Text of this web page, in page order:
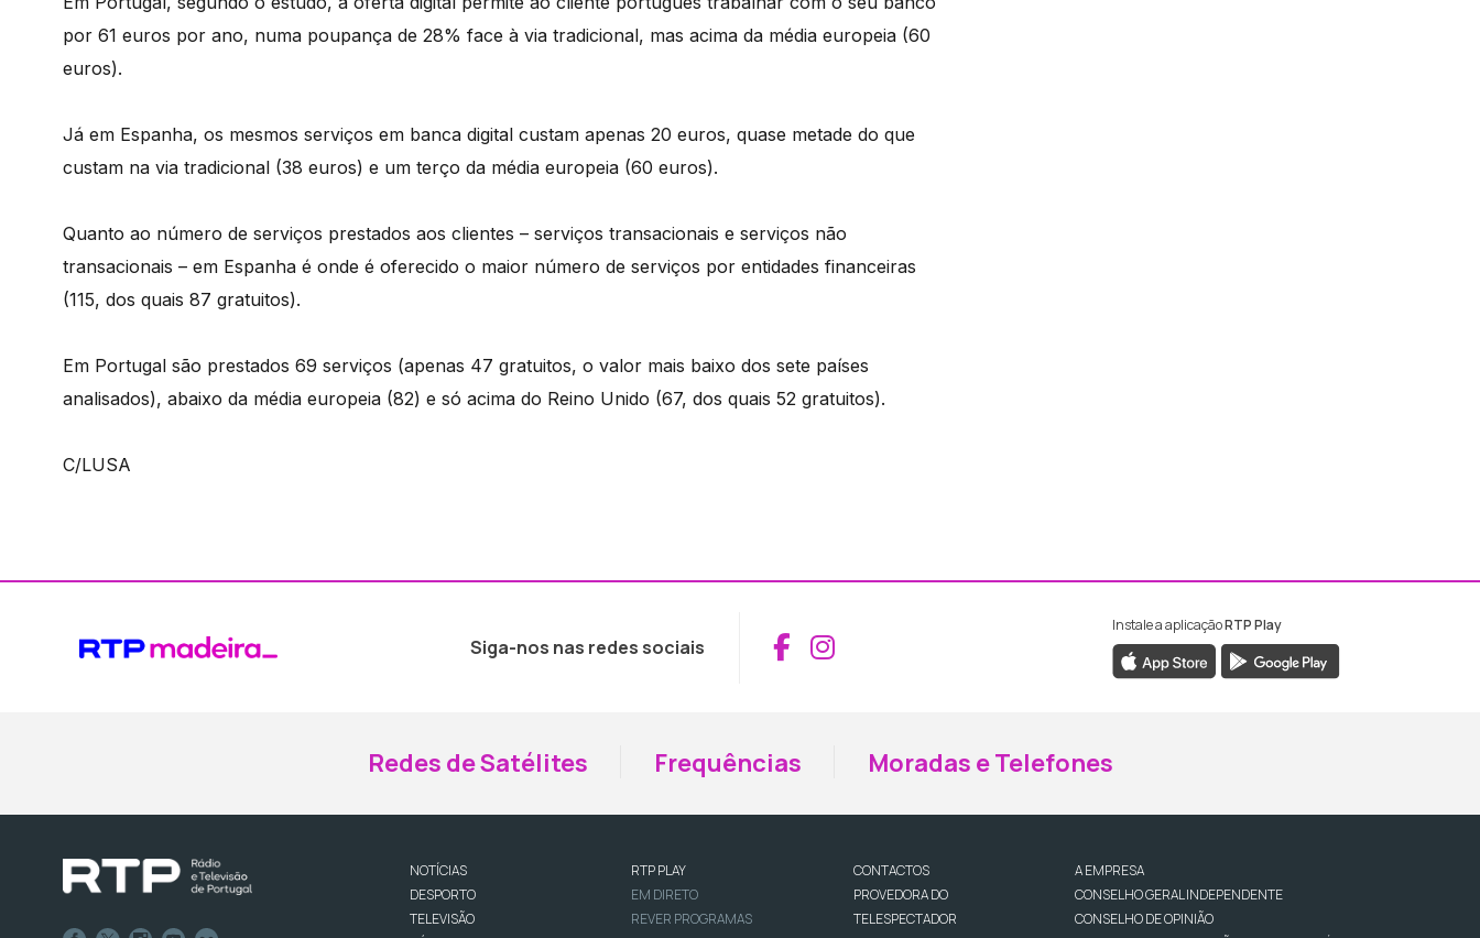
por 61 euros por ano, numa poupança de 28% face à via tradicional, mas acima da média europeia (60
euros).
Já em Espanha, os mesmos serviços em banca digital custam apenas 20 euros, quase metade do que
custam na via tradicional (38 euros) e um terço da média europeia (60 euros).
Quanto ao número de serviços prestados aos clientes – serviços transacionais e serviços não
transacionais – em Espanha é onde é oferecido o maior número de serviços por entidades financeiras
(115, dos quais 87 gratuitos).
Em Portugal são prestados 69 serviços (apenas 47 gratuitos, o valor mais baixo dos sete países
analisados), abaixo da média europeia (82) e só acima do Reino Unido (67, dos quais 52 gratuitos).
C/LUSA
Siga-nos nas redes sociais Aceder ao Facebook da RTP Madeira
Aceder ao Instagram da RTP Madeira
Instale a aplicaçãoRTP Play
Redes de Satélites Frequências Moradas e Telefones
NOTÍCIAS
DESPORTO
TELEVISÃO
RTP PLAY
EM DIRETO
REVER PROGRAMAS
CONTACTOS
PROVEDORA DO
TELESPECTADOR
A EMPRESA
CONSELHO GERAL INDEPENDENTE
CONSELHO DE OPINIÃO